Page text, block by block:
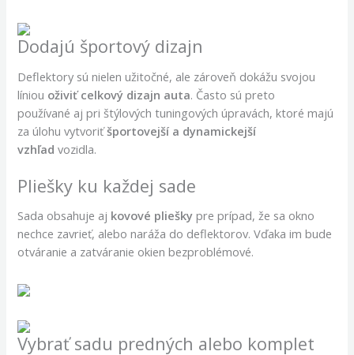
Dodajú športový dizajn
Deflektory sú nielen užitočné, ale zároveň dokážu svojou
líniou oživiť celkový dizajn auta. Často sú preto
používané aj pri štýlových tuningových úpravách, ktoré majú
za úlohu vytvoriťšportovejší a dynamickejší
vzhľadvozidla.
Pliešky ku každej sade
Sada obsahuje aj kovové plieškypre prípad, že sa okno
nechce zavrieť, alebo naráža do deflektorov. Vďaka im bude
otváranie a zatváranie okien bezproblémové.
Vybrať sadu predných alebo komplet